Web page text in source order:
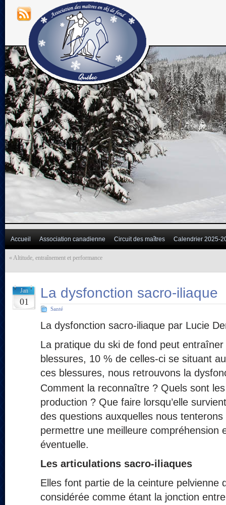
Accueil Association canadienne Circuit des maîtres Calendrier 2025-
« Altitude, entraînement et performance
Jan
01
La dysfonction sacro-iliaque
Santé
La dysfonction sacro-iliaque par Lucie
La pratique du ski de fond peut
blessures, 10 % de celles-ci se situant
ces blessures, nous retrouvons la
Comment la reconnaître ? Quels sont
production ? Que faire lorsqu’elle
des questions auxquelles nous
permettre une meilleure compréhension
éventuelle.
Les articulations sacro-iliaques
Elles font partie de la ceinture pelvienne
considérée comme étant la jonction